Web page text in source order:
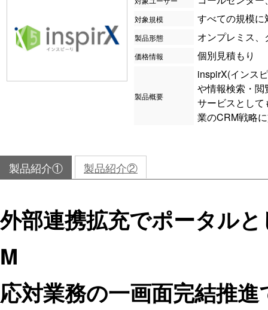
対象規模 すべての規模に
製品形態 オンプレミス、
価格情報 個別見積もり
製品概要
inspirX(インス
や情報検索・
サービスとし
業のCRM戦略
製品紹介① 製品紹介②
外部連携拡充でポータル
M
応対業務の一画面完結推